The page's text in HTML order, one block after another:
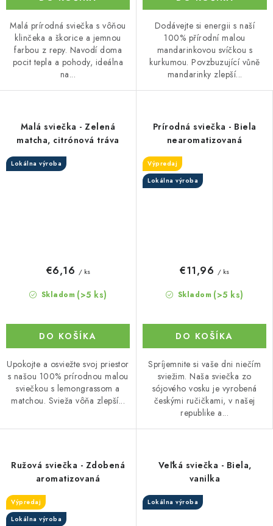
Malá prírodná sviečka s vôňou
klinčeka a škorice a jemnou
farbou z repy. Navodí doma
pocit tepla a pohody, ideálna
na...
Dodávejte si energii s naší
100% přírodní malou
mandarinkovou svíčkou s
kurkumou. Povzbuzující vůně
mandarinky zlepší...
Malá sviečka - Zelená
matcha, citrónová tráva
Lokálna výroba
Skladom (>5 ks)
€6,16 / ks
DO KOŠÍKA
Upokojte a osviežte svoj priestor
s našou 100% prírodnou malou
sviečkou s lemongrassom a
matchou. Svieža vôňa zlepší...
Prírodná sviečka - Biela
nearomatizovaná
Výpredaj
Lokálna výroba
Skladom (>5 ks)
€11,96 / ks
DO KOŠÍKA
Spríjemnite si vaše dni niečím
sviežim. Naša sviečka zo
sójového vosku je vyrobená
českými ručičkami, v našej
republike a...
Ružová sviečka - Zdobená
aromatizovaná
Výpredaj
Lokálna výroba
Veľká sviečka - Biela,
vanilka
Lokálna výroba